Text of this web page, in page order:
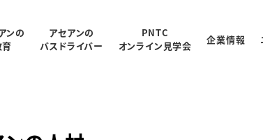
ンの
アセアンの
バスドライバー
PNTC
オンライン見学会
企業情報